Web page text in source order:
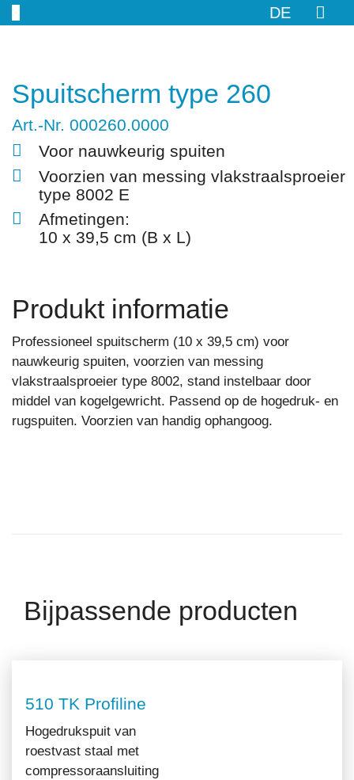
DE
Spuitscherm type 260
Art.-Nr. 000260.0000
Voor nauwkeurig spuiten
Voorzien van messing vlakstraalsproeier
type 8002 E
Afmetingen:
10 x 39,5 cm (B x L)
Produkt informatie
Professioneel spuitscherm (10 x 39,5 cm) voor
nauwkeurig spuiten, voorzien van messing
vlakstraalsproeier type 8002, stand instelbaar door
middel van kogelgewricht. Passend op de hogedruk- en
rugspuiten. Voorzien van handig ophangoog.
Bijpassende producten
510 TK Profiline
Hogedrukspuit van
roestvast staal met
compressoraansluiting